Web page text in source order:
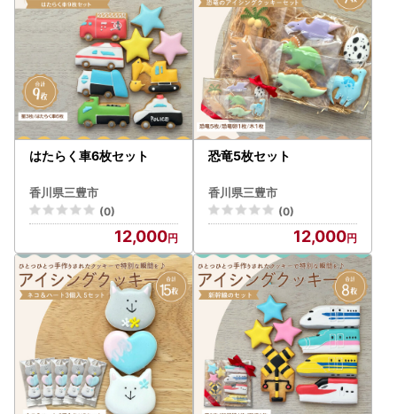
はたらく車6枚セット
香川県三豊市
(0)
12,000
恐竜5枚セット
香川県三豊市
(0)
12,000